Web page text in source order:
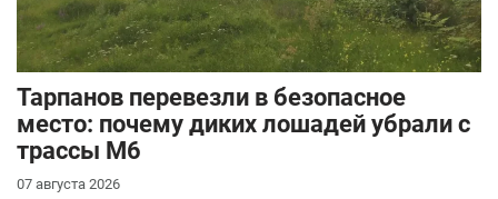
Тарпанов перевезли в безопасное
место: почему диких лошадей убрали с
трассы М6
07 августа 2026